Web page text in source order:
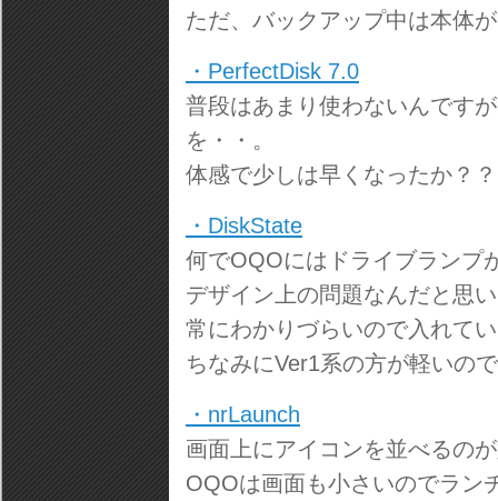
ただ、バックアップ中は本体
・PerfectDisk 7.0
普段はあまり使わないんです
を・・。
体感で少しは早くなったか？？
・DiskState
何でOQOにはドライブランプ
デザイン上の問題なんだと思
常にわかりづらいので入れて
ちなみにVer1系の方が軽いの
・nrLaunch
画面上にアイコンを並べるの
OQOは画面も小さいのでラン